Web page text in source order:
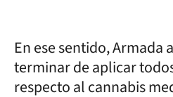
En ese sentido, Armada
terminar de aplicar
respecto al cannabis